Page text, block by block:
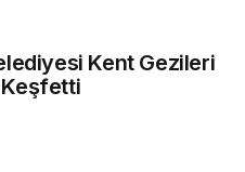
Kent Gezileri
Keşfetti